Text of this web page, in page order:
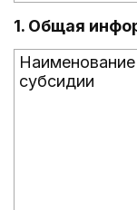
1. Общая
Наименование
субсидии